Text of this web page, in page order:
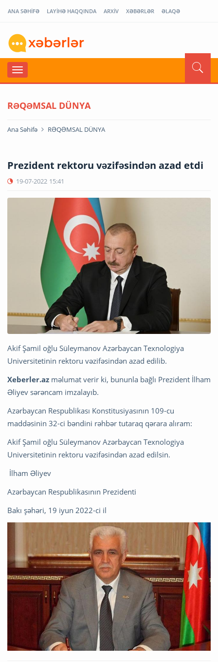
ANA SƏHİFƏ LAYİHƏ HAQQINDA ARXİV XƏBƏRLƏR ƏLAQƏ
RƏQƏMSAL DÜNYA
Ana Səhifə RƏQƏMSAL DÜNYA
Prezident rektoru vəzifəsindən azad etdi
19-07-2022 15:41
Akif Şamil oğlu Süleymanov Azərbaycan Texnologiya
Universitetinin rektoru vəzifəsindən azad edilib.
Xeberler.az məlumat verir ki, bununla bağlı Prezident İlham
Əliyev sərəncam imzalayıb.
Azərbaycan Respublikası Konstitusiyasının 109-cu
maddəsinin 32-ci bəndini rəhbər tutaraq qərara alıram:
Akif Şamil oğlu Süleymanov Azərbaycan Texnologiya
Universitetinin rektoru vəzifəsindən azad edilsin.
İlham Əliyev
Azərbaycan Respublikasının Prezidenti
Bakı şəhəri, 19 iyun 2022-ci il